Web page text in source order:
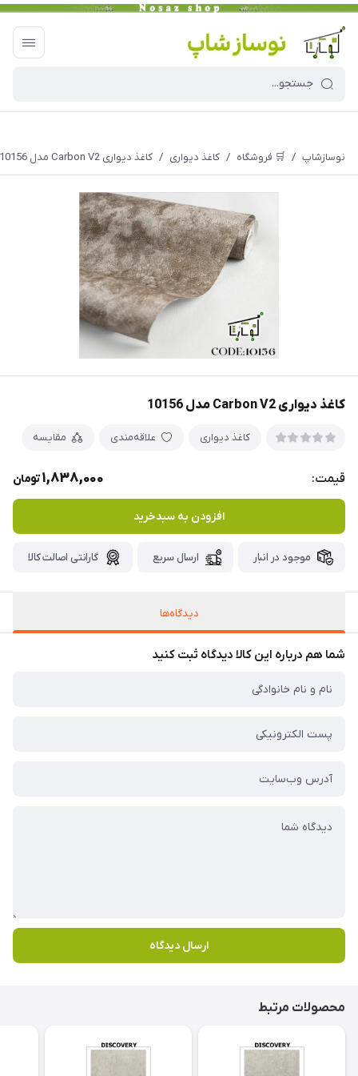
نوسازشاپ / 🛒 فروشگاه / کاغذ دیواری / کاغذ دیواری Carbon V2 مدل 10156
کاغذ دیواری Carbon V2 مدل 10156
کاغذ دیواری علاقه‌مندی مقایسه
قیمت: 1,838,000تومان
افزودن به سبدخرید
موجود در انبار ارسال سریع گارانتی اصالت کالا
دیدگاه‌ها
شما هم درباره این کالا دیدگاه ثبت کنید
ارسال دیدگاه
محصولات مرتبط